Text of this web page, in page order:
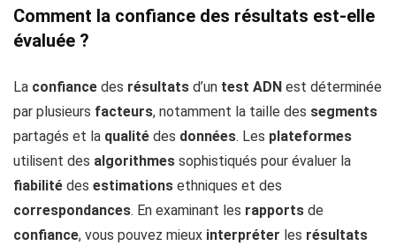
Comment la confiance des résultats est-elle
évaluée ?
La confiance des résultats d’un test ADN est déterminée
par plusieurs facteurs, notamment la taille des segments
partagés et la qualité des données. Les plateformes
utilisent des algorithmes sophistiqués pour évaluer la
fiabilité des estimations ethniques et des
correspondances. En examinant les rapports de
confiance, vous pouvez mieux interpréter les résultats